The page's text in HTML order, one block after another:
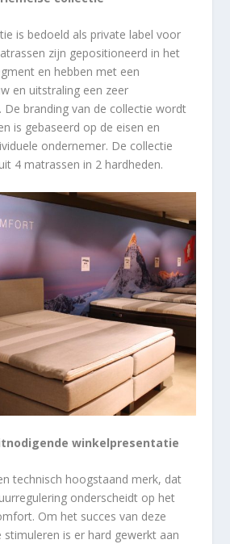
is bedoeld als private label voor
zijn gepositioneerd in het
en hebben met een
en uitstraling een zeer
De branding van de collectie wordt
is gebaseerd op de eisen en
ondernemer. De collectie
4 matrassen in 2 hardheden.
winkelpresentatie
technisch hoogstaand merk, dat
onderscheidt op het
Om het succes van deze
is er hard gewerkt aan